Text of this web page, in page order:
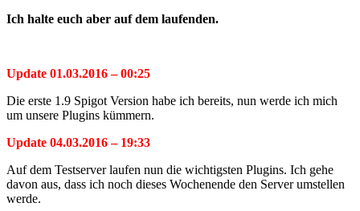
Ich halte euch aber auf dem laufenden.
Update 01.03.2016 – 00:25
Die erste 1.9 Spigot Version habe ich bereits, nun werde ich mich
um unsere Plugins kümmern.
Update 04.03.2016 – 19:33
Auf dem Testserver laufen nun die wichtigsten Plugins. Ich gehe
davon aus, dass ich noch dieses Wochenende den Server umstellen
werde.